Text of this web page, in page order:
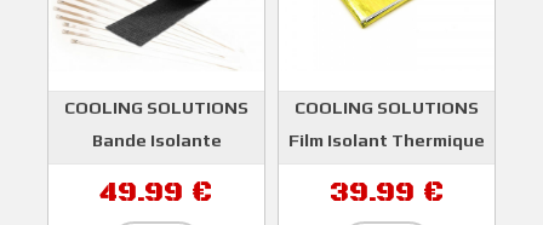
COOLING SOLUTIONS
Bande Isolante
mètres Et 10 Colliers
49.99 €
COOLING SOLUTIONS
Film Isolant Thermique
COOLING SOLUTIONS
39.99 €